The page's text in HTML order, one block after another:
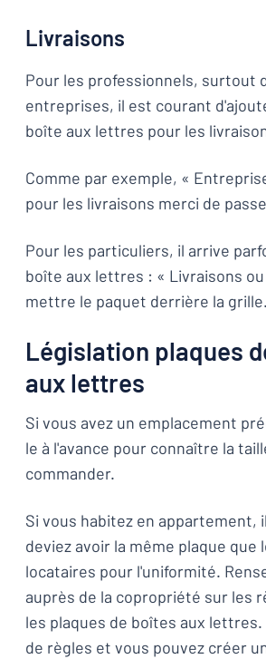
Livraisons
Pour les professionnels, surtout
entreprises, il est courant
boîte aux lettres pour les
Comme par exemple, «
pour les livraisons merci de
Pour les particuliers, il arrive
boîte aux lettres : « Livraisons
mettre le paquet derrière la
Législation plaques
aux lettres
Si vous avez un emplacement
le à l'avance pour connaître la
commander.
Si vous habitez en appartement,
deviez avoir la même plaque que
locataires pour l'uniformité.
auprès de la copropriété sur les
les plaques de boîtes aux lettres.
de règles et vous pouvez créer